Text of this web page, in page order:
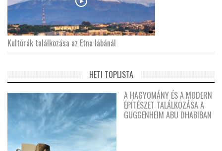
Kultúrák találkozása az Etna lábánál
HETI TOPLISTA
A HAGYOMÁNY ÉS A MODERN
ÉPÍTÉSZET TALÁLKOZÁSA A
GUGGENHEIM ABU DHABIBAN